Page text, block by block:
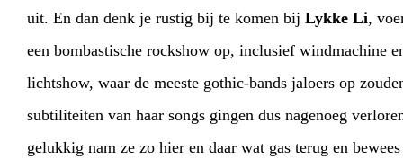
uit. En dan denk je rustig bij te komen bij Lykke Li, voert zij ineens
een bombastische rockshow op, inclusief windmachine en
lichtshow, waar de meeste gothic-bands jaloers op zouden
subtiliteiten van haar songs gingen dus nagenoeg
gelukkig nam ze zo hier en daar wat gas terug en